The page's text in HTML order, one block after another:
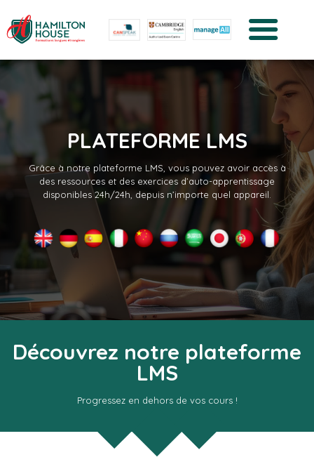
PLATEFORME LMS
Grâce à notre plateforme LMS, vous pouvez avoir accès à
des ressources et des exercices d’auto-apprentissage
disponibles 24h/24h, depuis n’importe quel appareil.
Découvrez notre plateforme
LMS
Progressez en dehors de vos cours !